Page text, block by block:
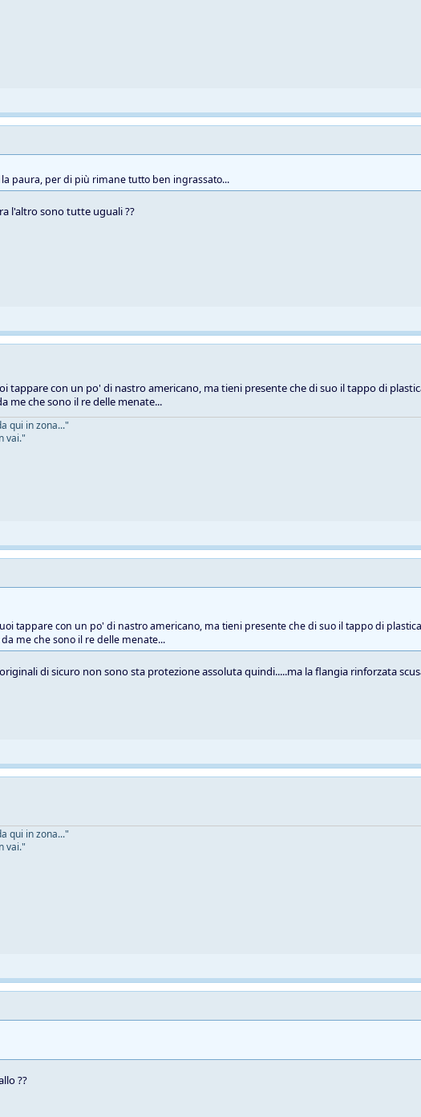
paura, per di più rimane tutto ben ingrassato...
l'altro sono tutte uguali ??
tappare con un po' di nastro americano, ma tieni presente che di suo il tappo di
me che sono il re delle menate...
qui in zona..."
vai."
tappare con un po' di nastro americano, ma tieni presente che di suo il tappo di
me che sono il re delle menate...
di sicuro non sono sta protezione assoluta quindi.....ma la flangia rinforzata
qui in zona..."
vai."
??